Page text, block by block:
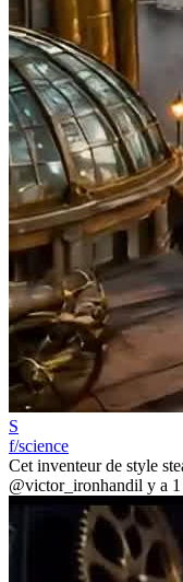
S
f/science
Cet inventeur de style
@victor_ironhandil y a